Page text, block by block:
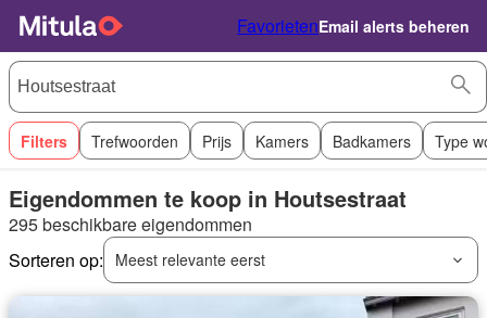
FavorietenEmail alerts beheren
Filters Trefwoorden Prijs Kamers Badkamers Type
Eigendommen te koop in Houtsestraat
295 beschikbare eigendommen
Sorteren op:
Meest relevante eerst